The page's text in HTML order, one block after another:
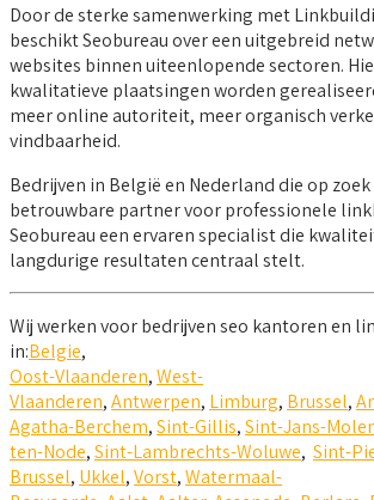
Door de sterke samenwerking met
beschikt Seobureau over een uitgebreid
websites binnen uiteenlopende sectoren.
kwalitatieve plaatsingen worden
meer online autoriteit, meer organisch
vindbaarheid.
Bedrijven in België en Nederland die op zoek
betrouwbare partner voor professionele
Seobureau een ervaren specialist die
langdurige resultaten centraal stelt.
Wij werken voor bedrijven seo kantoren en
in:Belgie,
Oost-Vlaanderen,West-
Vlaanderen,Antwerpen, Limburg, Brussel,
Agatha-Berchem,Sint-Gillis,Sint-Jans-
ten-Node,Sint-Lambrechts-Woluwe, Sint-
Brussel, Ukkel,Vorst,Watermaal-